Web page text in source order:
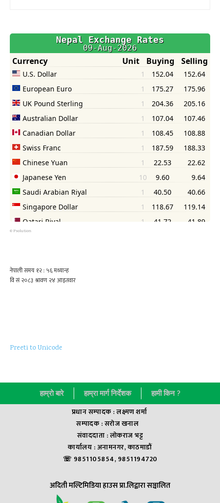
© Psolution
Preeti to Unicode
हाम्राे बारे हाम्रा मार्ग निर्देशक हामी किन ?
प्रधान सम्पादक : लक्ष्मण शर्मा
सम्पादक : सराेज खनाल
संवाददाता : लाेकराज भट्ट
कार्यालय : अनामनगर, काठमाडौं
☏ 9851105854, 9851194720
अदिती मल्टिमिडिया हाउस प्रा.लिद्वारा सञ्चालित